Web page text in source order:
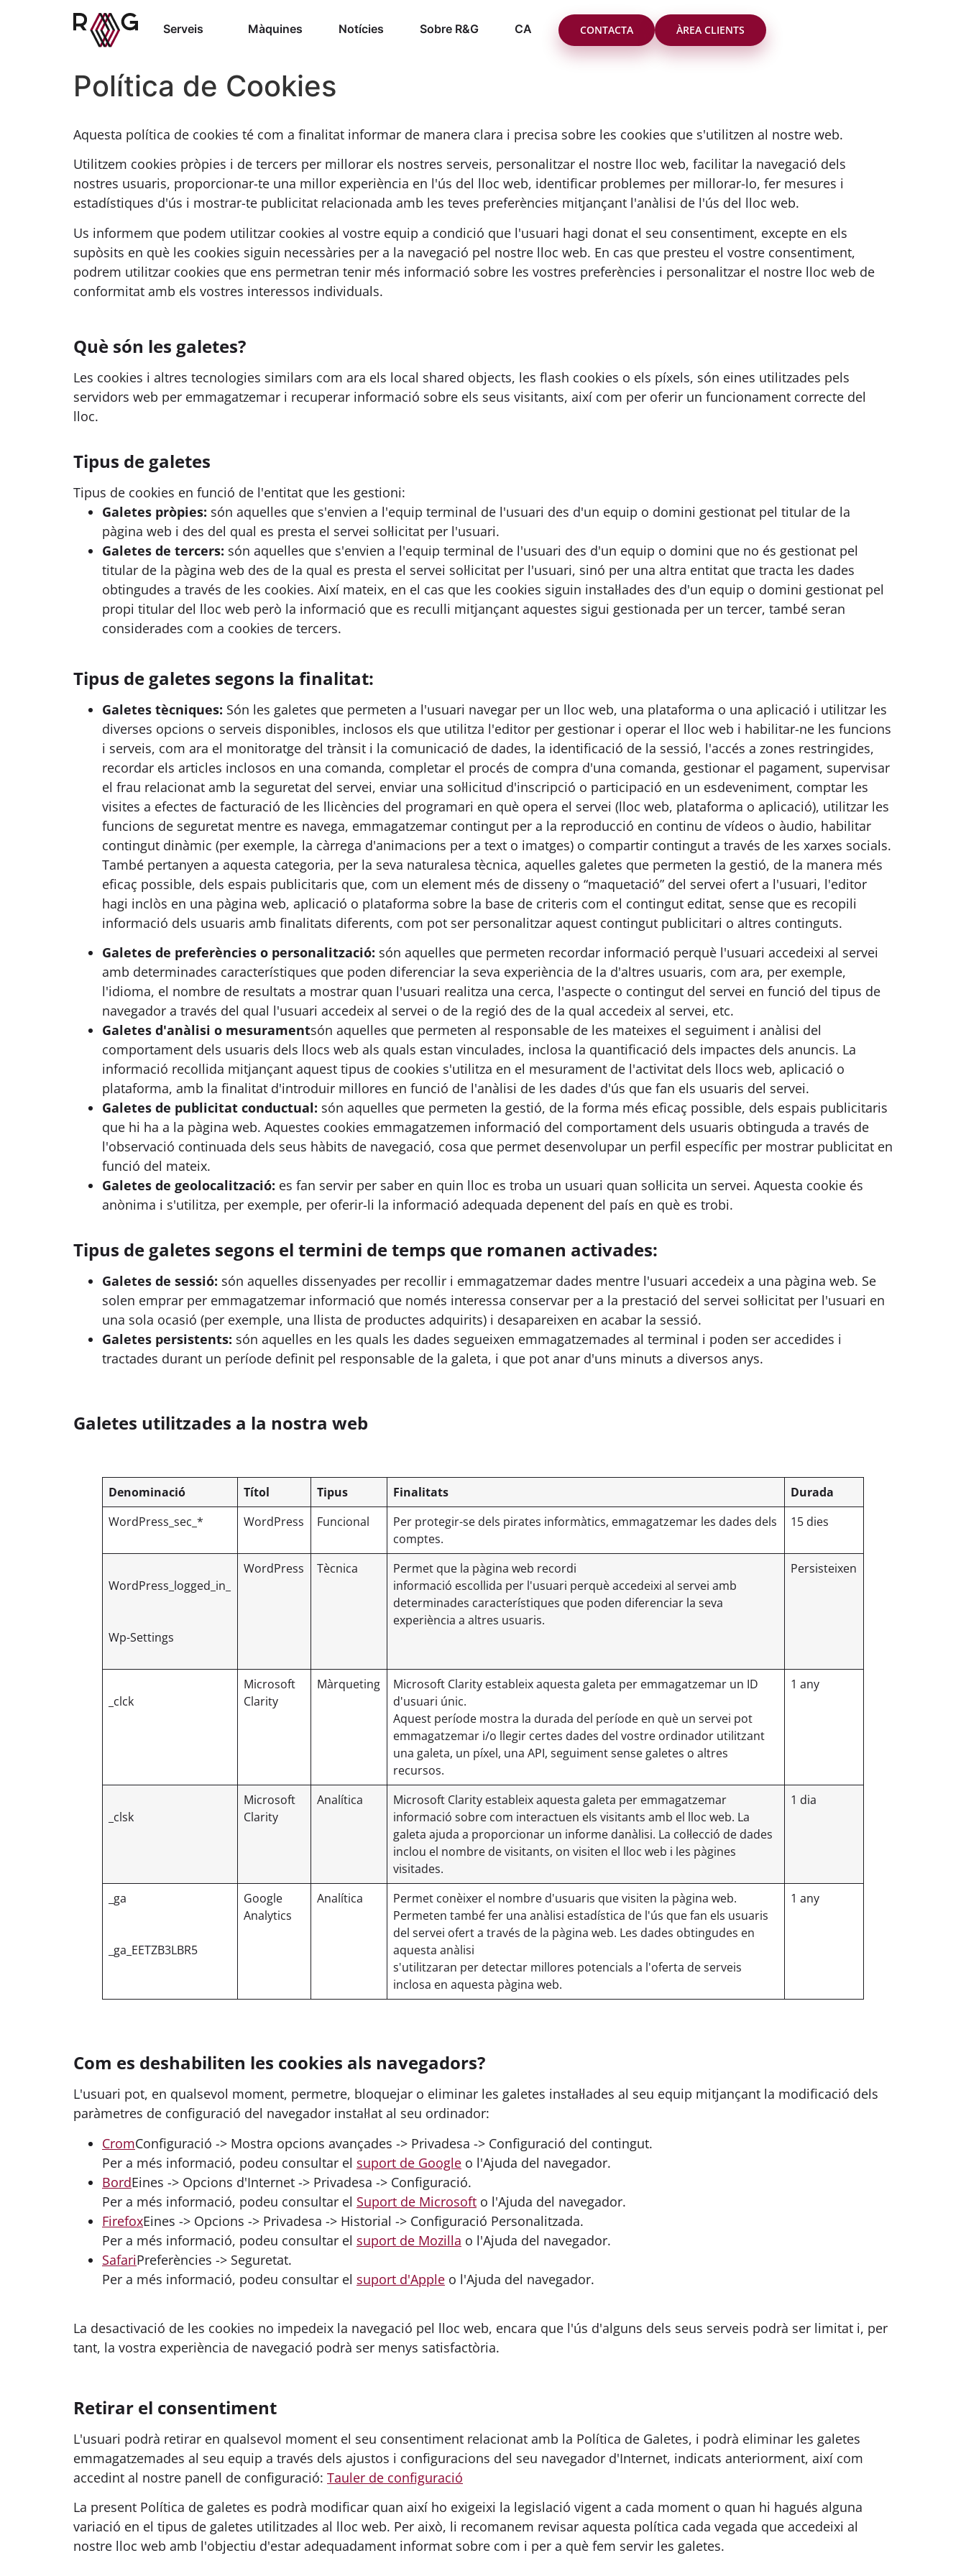
Serveis Màquines Notícies Sobre R&G CA CONTACTA ÀREA CLIENTS
Política de Cookies
Aquesta política de cookies té com a finalitat informar de manera clara i precisa sobre les cookies que s'utilitzen al nostre web.
Utilitzem cookies pròpies i de tercers per millorar els nostres serveis, personalitzar el nostre lloc web, facilitar la navegació dels
nostres usuaris, proporcionar-te una millor experiència en l'ús del lloc web, identificar problemes per millorar-lo, fer mesures i
estadístiques d'ús i mostrar-te publicitat relacionada amb les teves preferències mitjançant l'anàlisi de l'ús del lloc web.
Us informem que podem utilitzar cookies al vostre equip a condició que l'usuari hagi donat el seu consentiment, excepte en els
supòsits en què les cookies siguin necessàries per a la navegació pel nostre lloc web. En cas que presteu el vostre consentiment,
podrem utilitzar cookies que ens permetran tenir més informació sobre les vostres preferències i personalitzar el nostre lloc web de
conformitat amb els vostres interessos individuals.
Què són les galetes?
Les cookies i altres tecnologies similars com ara els local shared objects, les flash cookies o els píxels, són eines utilitzades pels
servidors web per emmagatzemar i recuperar informació sobre els seus visitants, així com per oferir un funcionament correcte del
lloc.
Tipus de galetes
Tipus de cookies en funció de l'entitat que les gestioni:
Galetes pròpies: són aquelles que s'envien a l'equip terminal de l'usuari des d'un equip o domini gestionat pel titular de la
pàgina web i des del qual es presta el servei sol·licitat per l'usuari.
Galetes de tercers: són aquelles que s'envien a l'equip terminal de l'usuari des d'un equip o domini que no és gestionat pel
titular de la pàgina web des de la qual es presta el servei sol·licitat per l'usuari, sinó per una altra entitat que tracta les dades
obtingudes a través de les cookies. Així mateix, en el cas que les cookies siguin instal·lades des d'un equip o domini gestionat pel
propi titular del lloc web però la informació que es reculli mitjançant aquestes sigui gestionada per un tercer, també seran
considerades com a cookies de tercers.
Tipus de galetes segons la finalitat:
Galetes tècniques: Són les galetes que permeten a l'usuari navegar per un lloc web, una plataforma o una aplicació i utilitzar les
diverses opcions o serveis disponibles, inclosos els que utilitza l'editor per gestionar i operar el lloc web i habilitar-ne les funcions
i serveis, com ara el monitoratge del trànsit i la comunicació de dades, la identificació de la sessió, l'accés a zones restringides,
recordar els articles inclosos en una comanda, completar el procés de compra d'una comanda, gestionar el pagament, supervisar
el frau relacionat amb la seguretat del servei, enviar una sol·licitud d'inscripció o participació en un esdeveniment, comptar les
visites a efectes de facturació de les llicències del programari en què opera el servei (lloc web, plataforma o aplicació), utilitzar les
funcions de seguretat mentre es navega, emmagatzemar contingut per a la reproducció en continu de vídeos o àudio, habilitar
contingut dinàmic (per exemple, la càrrega d'animacions per a text o imatges) o compartir contingut a través de les xarxes socials.
També pertanyen a aquesta categoria, per la seva naturalesa tècnica, aquelles galetes que permeten la gestió, de la manera més
eficaç possible, dels espais publicitaris que, com un element més de disseny o “maquetació” del servei ofert a l'usuari, l'editor
hagi inclòs en una pàgina web, aplicació o plataforma sobre la base de criteris com el contingut editat, sense que es recopili
informació dels usuaris amb finalitats diferents, com pot ser personalitzar aquest contingut publicitari o altres continguts.
Galetes de preferències o personalització: són aquelles que permeten recordar informació perquè l'usuari accedeixi al servei
amb determinades característiques que poden diferenciar la seva experiència de la d'altres usuaris, com ara, per exemple,
l'idioma, el nombre de resultats a mostrar quan l'usuari realitza una cerca, l'aspecte o contingut del servei en funció del tipus de
navegador a través del qual l'usuari accedeix al servei o de la regió des de la qual accedeix al servei, etc.
Galetes d'anàlisi o mesuramentsón aquelles que permeten al responsable de les mateixes el seguiment i anàlisi del
comportament dels usuaris dels llocs web als quals estan vinculades, inclosa la quantificació dels impactes dels anuncis. La
informació recollida mitjançant aquest tipus de cookies s'utilitza en el mesurament de l'activitat dels llocs web, aplicació o
plataforma, amb la finalitat d'introduir millores en funció de l'anàlisi de les dades d'ús que fan els usuaris del servei.
Galetes de publicitat conductual: són aquelles que permeten la gestió, de la forma més eficaç possible, dels espais publicitaris
que hi ha a la pàgina web. Aquestes cookies emmagatzemen informació del comportament dels usuaris obtinguda a través de
l'observació continuada dels seus hàbits de navegació, cosa que permet desenvolupar un perfil específic per mostrar publicitat en
funció del mateix.
Galetes de geolocalització: es fan servir per saber en quin lloc es troba un usuari quan sol·licita un servei. Aquesta cookie és
anònima i s'utilitza, per exemple, per oferir-li la informació adequada depenent del país en què es trobi.
Tipus de galetes segons el termini de temps que romanen activades:
Galetes de sessió: són aquelles dissenyades per recollir i emmagatzemar dades mentre l'usuari accedeix a una pàgina web. Se
solen emprar per emmagatzemar informació que només interessa conservar per a la prestació del servei sol·licitat per l'usuari en
una sola ocasió (per exemple, una llista de productes adquirits) i desapareixen en acabar la sessió.
Galetes persistents: són aquelles en les quals les dades segueixen emmagatzemades al terminal i poden ser accedides i
tractades durant un període definit pel responsable de la galeta, i que pot anar d'uns minuts a diversos anys.
Galetes utilitzades a la nostra web
Denominació Títol Tipus Finalitats
Durada
WordPress_sec_*
WordPress Funcional
Per protegir-se dels pirates informàtics, emmagatzemar les dades dels
comptes.
15 dies
WordPress_logged_in_
Wp-Settings
WordPress Tècnica
Permet que la pàgina web recordi
informació escollida per l'usuari perquè accedeixi al servei amb
determinades característiques que poden diferenciar la seva
experiència a altres usuaris.
Persisteixen
_clck
Microsoft
Clarity
Màrqueting
Microsoft Clarity estableix aquesta galeta per emmagatzemar un ID
d'usuari únic.
Aquest període mostra la durada del període en què un servei pot
emmagatzemar i/o llegir certes dades del vostre ordinador utilitzant
una galeta, un píxel, una API, seguiment sense galetes o altres
recursos.
1 any
_clsk
Microsoft
Clarity
Analítica
Microsoft Clarity estableix aquesta galeta per emmagatzemar
informació sobre com interactuen els visitants amb el lloc web. La
galeta ajuda a proporcionar un informe danàlisi. La col·lecció de dades
inclou el nombre de visitants, on visiten el lloc web i les pàgines
visitades.
1 dia
_ga
_ga_EETZB3LBR5
Google
Analytics
Analítica
Permet conèixer el nombre d'usuaris que visiten la pàgina web.
Permeten també fer una anàlisi estadística de l'ús que fan els usuaris
del servei ofert a través de la pàgina web. Les dades obtingudes en
aquesta anàlisi
s'utilitzaran per detectar millores potencials a l'oferta de serveis
inclosa en aquesta pàgina web.
1 any
Com es deshabiliten les cookies als navegadors?
L'usuari pot, en qualsevol moment, permetre, bloquejar o eliminar les galetes instal·lades al seu equip mitjançant la modificació dels
paràmetres de configuració del navegador instal·lat al seu ordinador:
CromConfiguració -> Mostra opcions avançades -> Privadesa -> Configuració del contingut.
Per a més informació, podeu consultar el suport de Google o l'Ajuda del navegador.
BordEines -> Opcions d'Internet -> Privadesa -> Configuració.
Per a més informació, podeu consultar el Suport de Microsoft o l'Ajuda del navegador.
FirefoxEines -> Opcions -> Privadesa -> Historial -> Configuració Personalitzada.
Per a més informació, podeu consultar el suport de Mozilla o l'Ajuda del navegador.
SafariPreferències -> Seguretat.
Per a més informació, podeu consultar el suport d'Apple o l'Ajuda del navegador.
La desactivació de les cookies no impedeix la navegació pel lloc web, encara que l'ús d'alguns dels seus serveis podrà ser limitat i, per
tant, la vostra experiència de navegació podrà ser menys satisfactòria.
Retirar el consentiment
L'usuari podrà retirar en qualsevol moment el seu consentiment relacionat amb la Política de Galetes, i podrà eliminar les galetes
emmagatzemades al seu equip a través dels ajustos i configuracions del seu navegador d'Internet, indicats anteriorment, així com
accedint al nostre panell de configuració: Tauler de configuració
La present Política de galetes es podrà modificar quan així ho exigeixi la legislació vigent a cada moment o quan hi hagués alguna
variació en el tipus de galetes utilitzades al lloc web. Per això, li recomanem revisar aquesta política cada vegada que accedeixi al
nostre lloc web amb l'objectiu d'estar adequadament informat sobre com i per a què fem servir les galetes.